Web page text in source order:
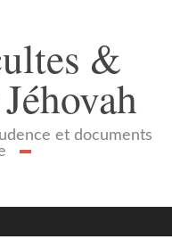
&
et documents